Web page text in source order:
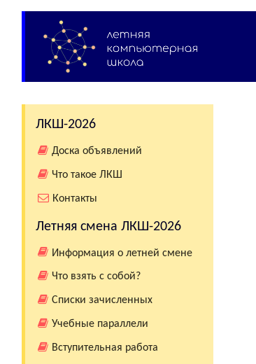
ЛКШ-2026
Доска объявлений
Что такое ЛКШ
Контакты
Летняя смена ЛКШ-2026
Информация о летней смене
Что взять с собой?
Списки зачисленных
Учебные параллели
Вступительная работа